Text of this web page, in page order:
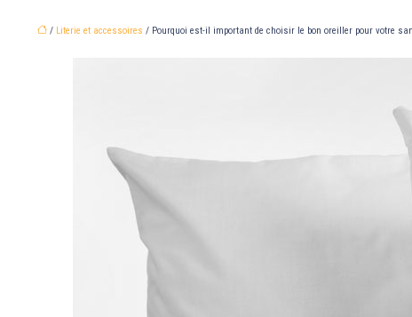
/ Literie et accessoires / Pourquoi est-il important de choisir le bon oreiller pour votre